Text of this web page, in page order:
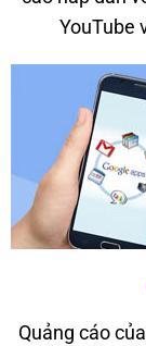
YouTube
Quảng cáo